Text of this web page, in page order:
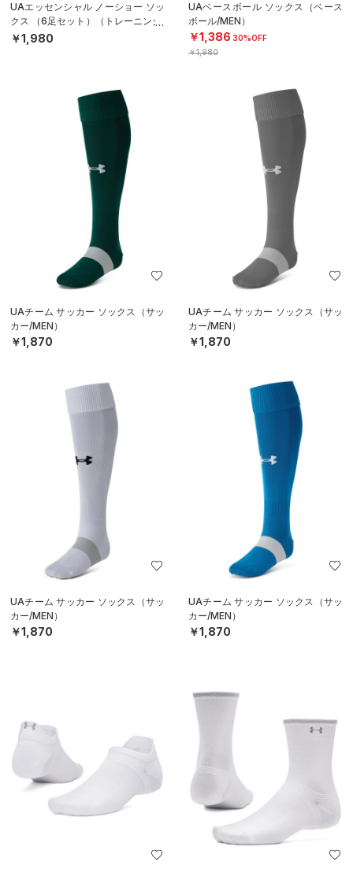
UAエッセンシャル ノーショー ソッ
クス （6足セット）（トレーニング/
KIDS）
￥1,980
UAベースボール ソックス（ベース
ボール/MEN）
￥1,386 30%OFF
￥1,980
UAチーム サッカー ソックス（サッ
カー/MEN）
￥1,870
UAチーム サッカー ソックス（サッ
カー/MEN）
￥1,870
UAチーム サッカー ソックス（サッ
カー/MEN）
￥1,870
UAチーム サッカー ソックス（サッ
カー/MEN）
￥1,870